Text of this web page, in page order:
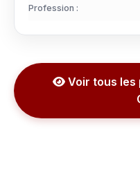
Profession :
Voir tous les